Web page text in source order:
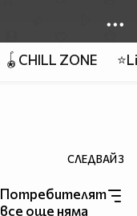
🪀CHILL ZONE
СЛЕДВАЙ3
Потребителят
все още няма